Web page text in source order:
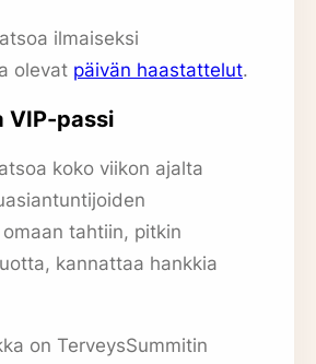
ilmaiseksi
olevat päivän haastattelut.
VIP-passi
koko viikon ajalta
tahtiin, pitkin
kannattaa hankkia
on TerveysSummitin